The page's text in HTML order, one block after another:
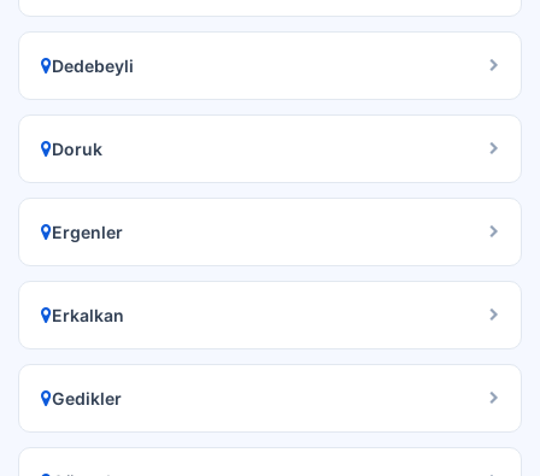
Dedebeyli
Doruk
Ergenler
Erkalkan
Gedikler